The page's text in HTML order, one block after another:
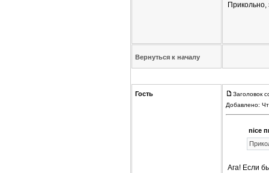
Прикольно,
Вернуться к началу
Гость
Заголовок
Добавлено:
nice
Ага! Если